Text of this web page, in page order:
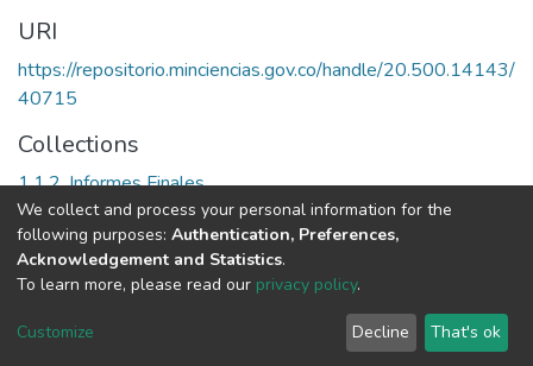
URI
https://repositorio.minciencias.gov.co/handle/20.500.14143/
40715
Collections
1.1.2. Informes Finales
Full item page
DSpace software copyright © 2002-2026
Cookie
End User
Agreement
Send
Feedback
We collect and process your personal information for the
following purposes: Authentication, Preferences,
Acknowledgement and Statistics.
To learn more, please read our privacy policy.
Customize Decline That's ok